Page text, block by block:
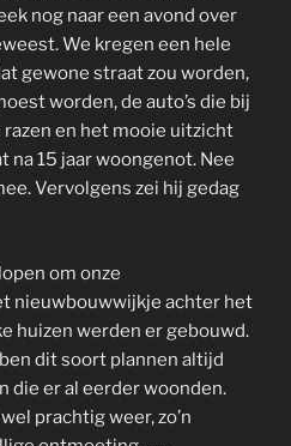
nog naar een avond over
We kregen een hele
gewone straat zou worden,
worden, de auto’s die bij
en het mooie uitzicht
na 15 jaar woongenot. Nee
Vervolgens zei hij gedag
om onze
nieuwbouwwijkje achter het
huizen werden er gebouwd.
dit soort plannen altijd
die er al eerder woonden.
prachtig weer, zo’n